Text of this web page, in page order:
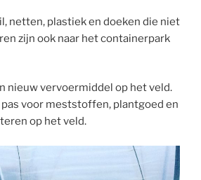
netten, plastiek en doeken die niet
zijn ook naar het containerpark
nieuw vervoermiddel op het veld.
voor meststoffen, plantgoed en
op het veld.